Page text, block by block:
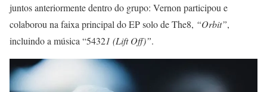
juntos anteriormente dentro do grupo: Vernon participou e
colaborou na faixa principal do EP solo de The8, “Orbit”,
incluindo a música “54321 (Lift Off)”.